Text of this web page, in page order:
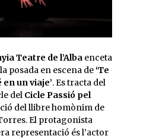
Teatre de l’Alba enceta
posada en escena de‘Te
un viaje’. Es tracta del
del Cicle Passió pel
del llibre homònim de
El protagonista
representació és l’actor